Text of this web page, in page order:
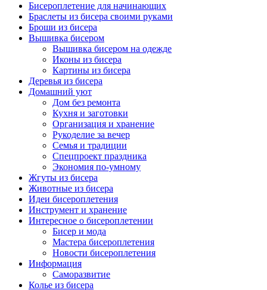
Бисероплетение для начинающих
Браслеты из бисера своими руками
Броши из бисера
Вышивка бисером
Вышивка бисером на одежде
Иконы из бисера
Картины из бисера
Деревья из бисера
Домашний уют
Дом без ремонта
Кухня и заготовки
Организация и хранение
Рукоделие за вечер
Семья и традиции
Спецпроект праздника
Экономия по-умному
Жгуты из бисера
Животные из бисера
Идеи бисероплетения
Инструмент и хранение
Интересное о бисероплетении
Бисер и мода
Мастера бисероплетения
Новости бисероплетения
Информация
Саморазвитие
Колье из бисера